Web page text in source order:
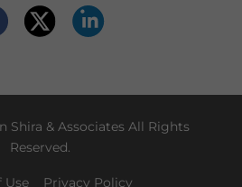
Shira & Associates All Rights
Reserved.
Use Privacy Policy